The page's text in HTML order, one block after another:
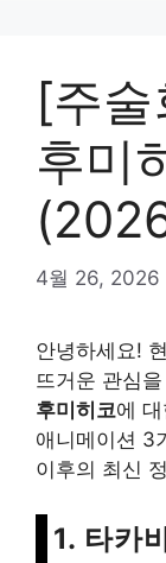
[주
후미
4월 26, 2026
안녕하세요!
뜨거운 관심
후미히코에
애니메이션 3
이후의 최신
1. 타카